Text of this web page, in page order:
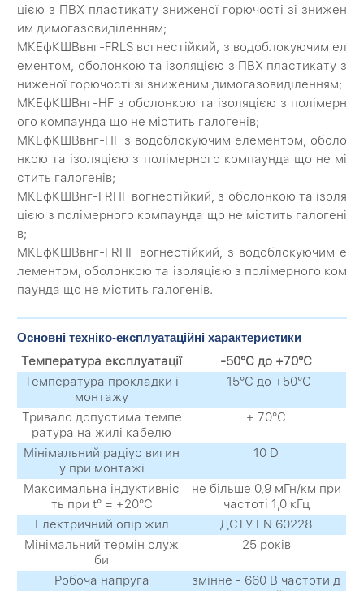
цією з ПВХ пластикату зниженої горючості зі знижен
им димогазовиділенням;
МКЕфКШВвнг-FRLS вогнестійкий, з водоблокуючим ел
ементом, оболонкою та ізоляцією з ПВХ пластикату з
ниженої горючості зі зниженим димогазовиділенням;
МКЕфКШВнг-HF з оболонкою та ізоляцією з полімерн
ого компаунда що не містить галогенів;
МКЕфКШВвнг-HF з водоблокуючим елементом, оболо
нкою та ізоляцією з полімерного компаунда що не мі
стить галогенів;
МКЕфКШВнг-FRHF вогнестійкий, з оболонкою та ізоля
цією з полімерного компаунда що не містить галогені
в;
МКЕфКШВвнг-FRHF вогнестійкий, з водоблокуючим е
лементом, оболонкою та ізоляцією з полімерного ком
паунда що не містить галогенів.
Основні техніко-експлуатаційні характеристики
Температура експлуатації
-50°С до +70°С
Температура прокладки і
монтажу
-15°С до +50°С
Тривало допустима темпе
ратура на жилі кабелю
+ 70°С
Мінімальний радіус вигин
у при монтажі
10 D
Максимальна індуктивніс
ть при t° = +20°C
не більше 0,9 мГн/км при
частоті 1,0 кГц
Електричний опір жил
ДСТУ EN 60228
Мінімальний термін служ
би
25 років
Робоча напруга
змінне - 660 В частоти д